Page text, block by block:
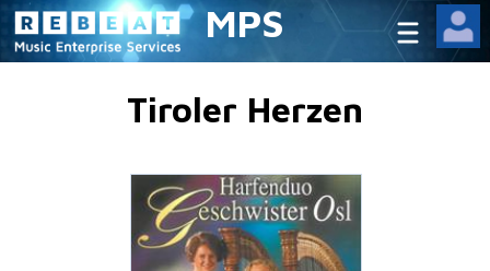
MPS
Tiroler Herzen